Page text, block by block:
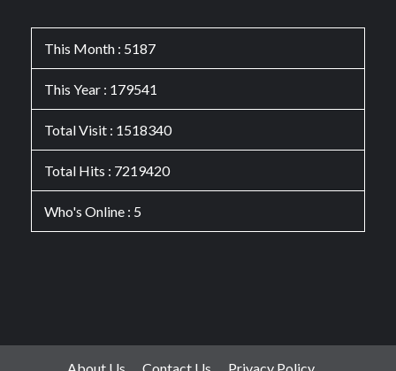
This Month : 5187
This Year : 179541
Total Visit : 1518340
Total Hits : 7219420
Who's Online : 5